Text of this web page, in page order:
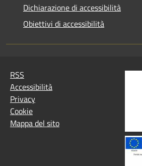
Dichiarazione di accessibilità
Obiettivi di accessibilità
RSS
Accessibilità
Privacy
Cookie
Mappa del sito